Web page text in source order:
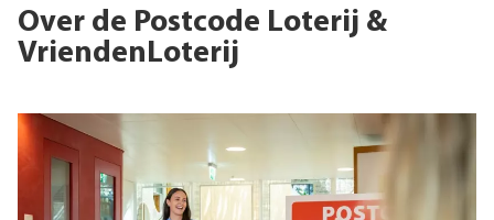
Over de Postcode Loterij &
VriendenLoterij